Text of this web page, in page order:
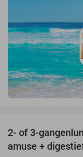
2- of 3-
amuse +